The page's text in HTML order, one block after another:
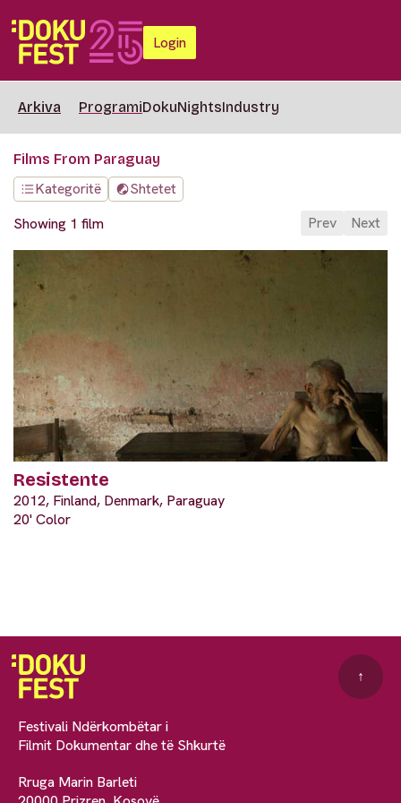
Login
Arkiva ProgramiDokuNightsIndustry
Films From Paraguay
Kategoritë
Shtetet
Showing 1 film
Prev Next
Resistente
2012, Finland, Denmark, Paraguay
20' Color
Festivali Ndërkombëtar i
Filmit Dokumentar dhe të Shkurtë
Rruga Marin Barleti
↑